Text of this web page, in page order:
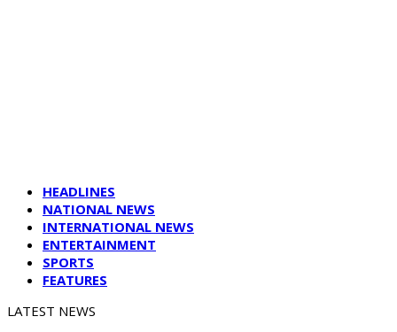
HEADLINES
NATIONAL NEWS
INTERNATIONAL NEWS
ENTERTAINMENT
SPORTS
FEATURES
LATEST NEWS